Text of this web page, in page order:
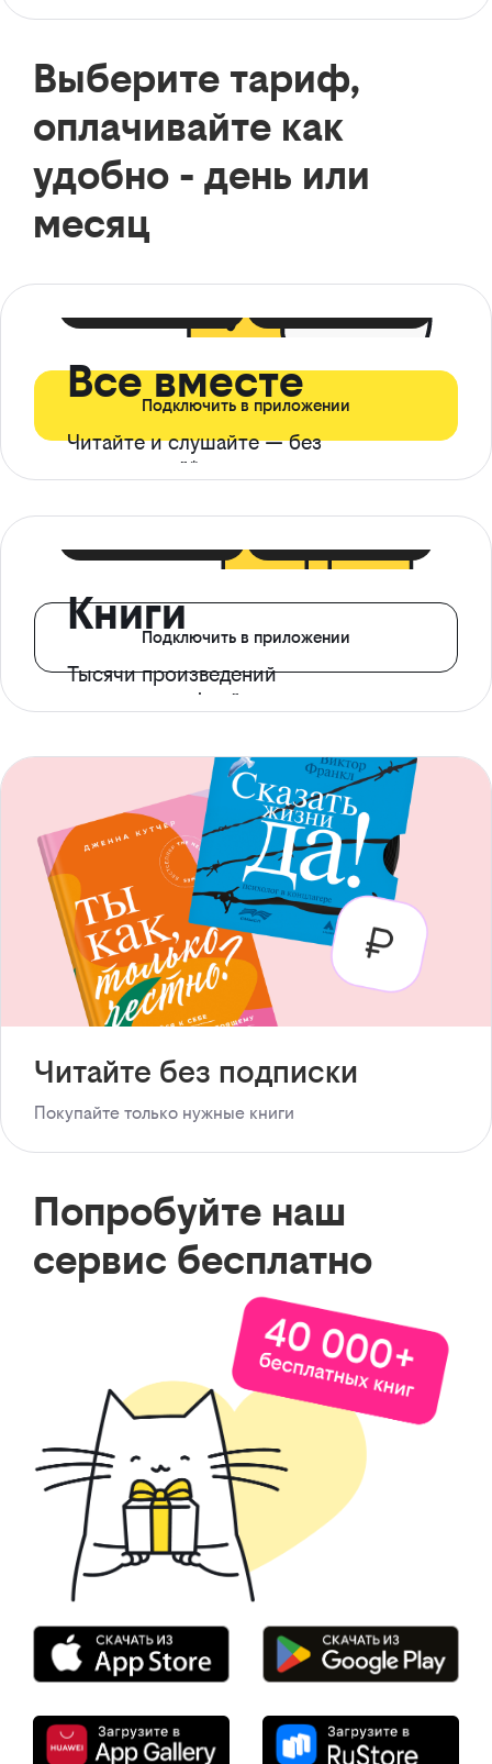
Выберите тариф,
оплачивайте как
удобно - день или
месяц
Все вместе
Читайте и слушайте — без
ограничений*
Подключить в приложении
Книги
Тысячи произведений
с доступом офлайн
Подключить в приложении
Читайте без подписки
Покупайте только нужные книги
Попробуйте наш
сервис бесплатно